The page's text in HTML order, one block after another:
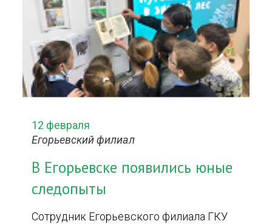
12 февраля
Егорьевский филиал
В Егорьевске появились юные
следопыты
Сотрудник Егорьевского филиала ГКУ